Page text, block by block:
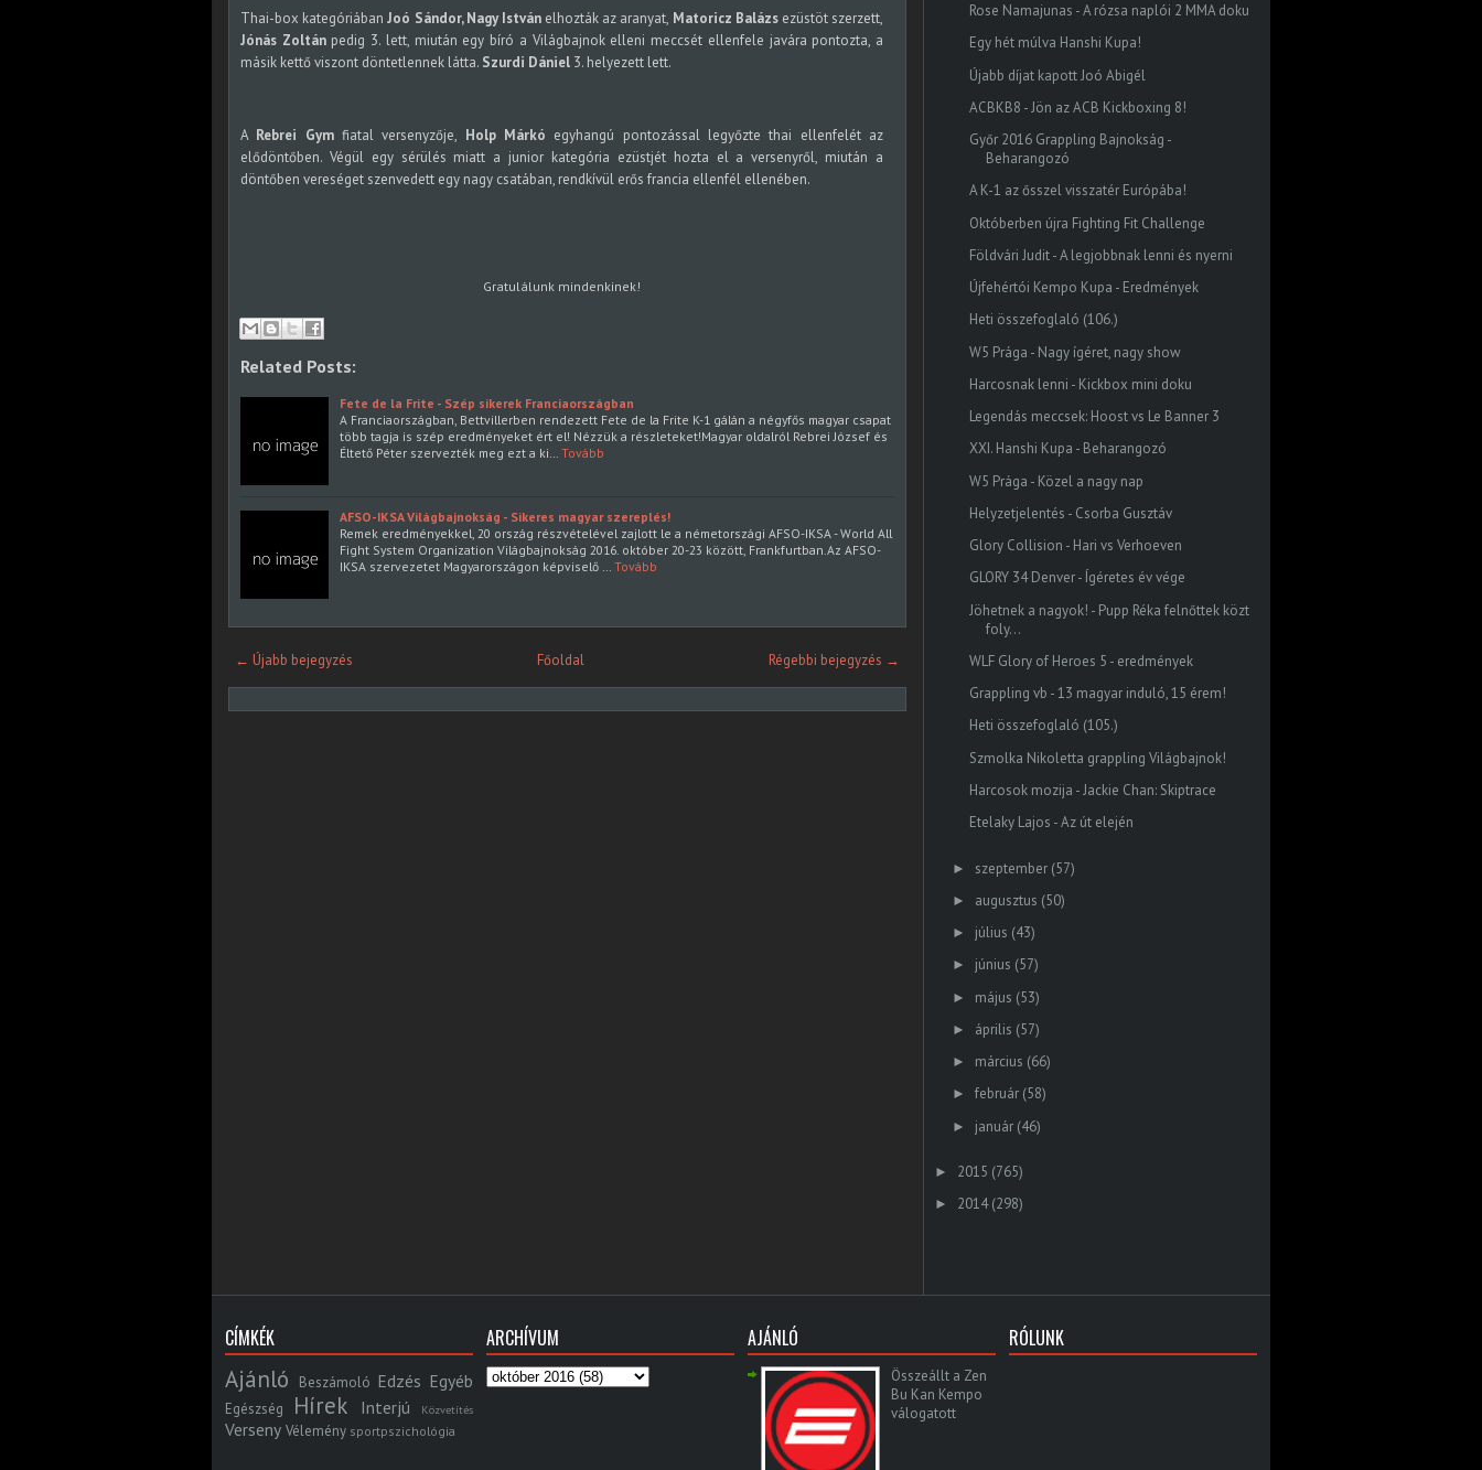
Thai-box kategóriábanJoó Sándor, Nagy Istvánelhozták az aranyat, Matoricz Balázsezüstöt szerzett,
Jónás Zoltánpedig 3. lett, miután egy bíró a Világbajnok elleni meccsét ellenfele javára pontozta, a
másik kettő viszont döntetlennek látta. Szurdi Dániel 3. helyezett lett.
A Rebrei Gymfiatal versenyzője, Holp Márkó egyhangú pontozással legyőzte thai ellenfelét az
elődöntőben. Végül egy sérülés miatt a junior kategória ezüstjét hozta el a versenyről, miután a
döntőben vereséget szenvedett egy nagy csatában, rendkívül erős francia ellenfél ellenében.
Gratulálunk mindenkinek!
Related Posts:
Fete de la Frite - Szép sikerek Franciaországban
A Franciaországban, Bettvillerben rendezett Fete de la Frite K-1 gálán a négyfős magyar csapat
több tagja is szép eredményeket ért el! Nézzük a részleteket!Magyar oldalról Rebrei József és
Éltető Péter szervezték meg ezt a ki… Tovább
AFSO-IKSA Világbajnokság - Sikeres magyar szereplés!
Remek eredményekkel, 20 ország részvételével zajlott le a németországi AFSO-IKSA - World All
Fight System Organization Világbajnokság 2016. október 20-23 között, Frankfurtban.Az AFSO-
IKSA szervezetet Magyarországon képviselő … Tovább
← Újabb bejegyzés Régebbi bejegyzés →
Főoldal
Rose Namajunas - A rózsa naplói 2 MMA doku
Egy hét múlva Hanshi Kupa!
Újabb díjat kapott Joó Abigél
ACBKB8 - Jön az ACB Kickboxing 8!
Győr 2016 Grappling Bajnokság -
Beharangozó
A K-1 az ősszel visszatér Európába!
Októberben újra Fighting Fit Challenge
Földvári Judit - A legjobbnak lenni és nyerni
Újfehértói Kempo Kupa - Eredmények
Heti összefoglaló (106.)
W5 Prága - Nagy ígéret, nagy show
Harcosnak lenni - Kickbox mini doku
Legendás meccsek: Hoost vs Le Banner 3
XXI. Hanshi Kupa - Beharangozó
W5 Prága - Közel a nagy nap
Helyzetjelentés - Csorba Gusztáv
Glory Collision - Hari vs Verhoeven
GLORY 34 Denver - Ígéretes év vége
Jöhetnek a nagyok! - Pupp Réka felnőttek közt
foly...
WLF Glory of Heroes 5 - eredmények
Grappling vb - 13 magyar induló, 15 érem!
Heti összefoglaló (105.)
Szmolka Nikoletta grappling Világbajnok!
Harcosok mozija - Jackie Chan: Skiptrace
Etelaky Lajos - Az út elején
► szeptember (57)
► augusztus (50)
► július (43)
► június (57)
► május (53)
► április (57)
► március (66)
► február (58)
► január (46)
► 2015 (765)
► 2014 (298)
CÍMKÉK
Ajánló Beszámoló Edzés Egyéb
Egészség Hírek Interjú Közvetítés
Verseny Vélemény sportpszichológia
ARCHÍVUM AJÁNLÓ
Összeállt a Zen
Bu Kan Kempo
válogatott
RÓLUNK